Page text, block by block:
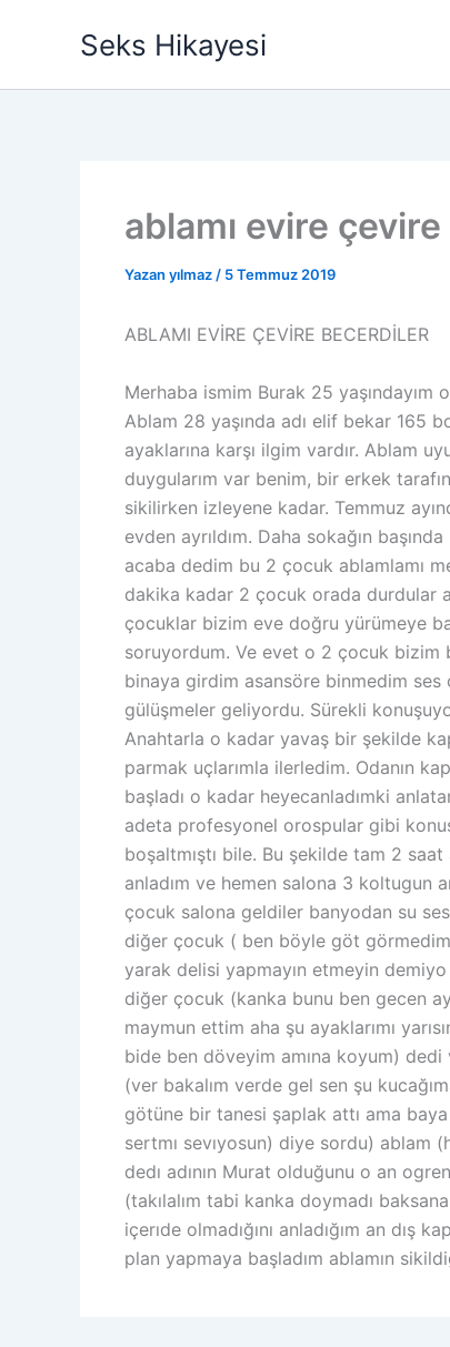
Seks Hikayesi
ablamı evire
Yazan yılmaz / 5 Temmuz 2019
ABLAMI EVİRE ÇEVİRE BECERDİLER
Merhaba ismim Burak 25
Ablam 28 yaşında adı elif bekar 165
ayaklarına karşı ilgim vardır. Ablam
duygularım var benim, bir erkek
sikilirken izleyene kadar. Temmuz
evden ayrıldım. Daha sokağın
acaba dedim bu 2 çocuk ablamlamı
dakika kadar 2 çocuk orada durdular
çocuklar bizim eve doğru yürümeye
soruyordum. Ve evet o 2 çocuk bizim
binaya girdim asansöre binmedim ses
gülüşmeler geliyordu. Sürekli
Anahtarla o kadar yavaş bir şekilde
parmak uçlarımla ilerledim. Odanın
başladı o kadar heyecanladımki
adeta profesyonel orospular gibi
boşaltmıştı bile. Bu şekilde tam 2
anladım ve hemen salona 3 koltugun
çocuk salona geldiler banyodan su
diğer çocuk ( ben böyle göt
yarak delisi yapmayın etmeyin
diğer çocuk (kanka bunu ben gecen
maymun ettim aha şu ayaklarımı
bide ben döveyim amına koyum)
(ver bakalım verde gel sen şu
götüne bir tanesi şaplak attı ama
sertmı sevıyosun) diye sordu) ablam
dedı adının Murat olduğunu o an
(takılalım tabi kanka doymadı
içerıde olmadığını anladığım an dış
plan yapmaya başladım ablamın